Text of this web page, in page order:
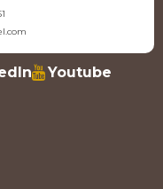
Youtube